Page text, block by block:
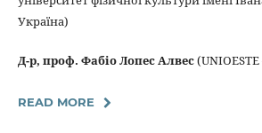
Україна)
Д-р, проф. Фабіо Лопес Алвес(UNIOESTE
READ MORE